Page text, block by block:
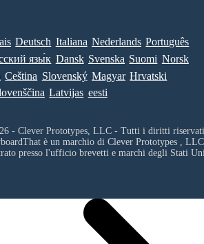
Deutsch Italiana Nederlands Português
язы́к Dansk Svenska Suomi Norsk
Ceština Slovenský Magyar Hrvatski
Latvijas eesti
- Clever Prototypes, LLC - Tutti i diritti
è un marchio di Clever Prototypes , LLC
presso l'ufficio brevetti e marchi degli Stati